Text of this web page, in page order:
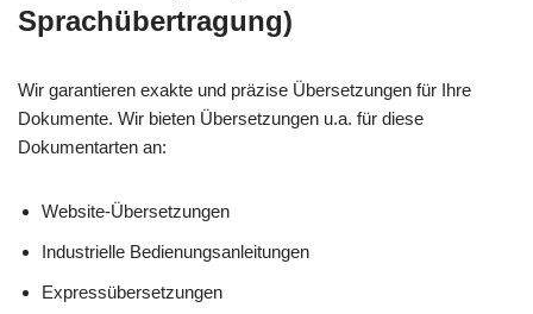
Sprachübertragung)
Wir garantieren exakte und präzise Übersetzungen für Ihre
Dokumente. Wir bieten Übersetzungen u.a. für diese
Dokumentarten an:
Website-Übersetzungen
Industrielle Bedienungsanleitungen
Expressübersetzungen